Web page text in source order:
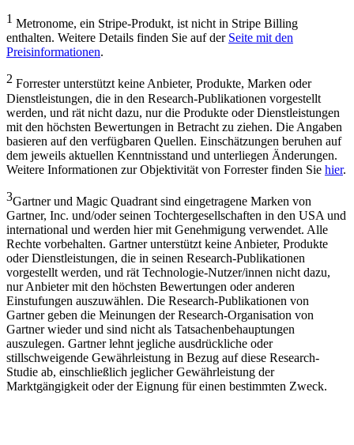
1 Metronome, ein Stripe-Produkt, ist nicht in Stripe Billing
enthalten. Weitere Details finden Sie auf der Seite mit den
Preisinformationen.
2 Forrester unterstützt keine Anbieter, Produkte, Marken oder
Dienstleistungen, die in den Research-Publikationen vorgestellt
werden, und rät nicht dazu, nur die Produkte oder Dienstleistungen
mit den höchsten Bewertungen in Betracht zu ziehen. Die Angaben
basieren auf den verfügbaren Quellen. Einschätzungen beruhen auf
dem jeweils aktuellen Kenntnisstand und unterliegen Änderungen.
Weitere Informationen zur Objektivität von Forrester finden Sie hier.
3Gartner und Magic Quadrant sind eingetragene Marken von
Gartner, Inc. und/oder seinen Tochtergesellschaften in den USA und
international und werden hier mit Genehmigung verwendet. Alle
Rechte vorbehalten. Gartner unterstützt keine Anbieter, Produkte
oder Dienstleistungen, die in seinen Research-Publikationen
vorgestellt werden, und rät Technologie-Nutzer/innen nicht dazu,
nur Anbieter mit den höchsten Bewertungen oder anderen
Einstufungen auszuwählen. Die Research-Publikationen von
Gartner geben die Meinungen der Research-Organisation von
Gartner wieder und sind nicht als Tatsachenbehauptungen
auszulegen. Gartner lehnt jegliche ausdrückliche oder
stillschweigende Gewährleistung in Bezug auf diese Research-
Studie ab, einschließlich jeglicher Gewährleistung der
Marktgängigkeit oder der Eignung für einen bestimmten Zweck.